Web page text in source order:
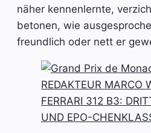
näher kennenlernte,
betonen, wie
freundlich oder nett er